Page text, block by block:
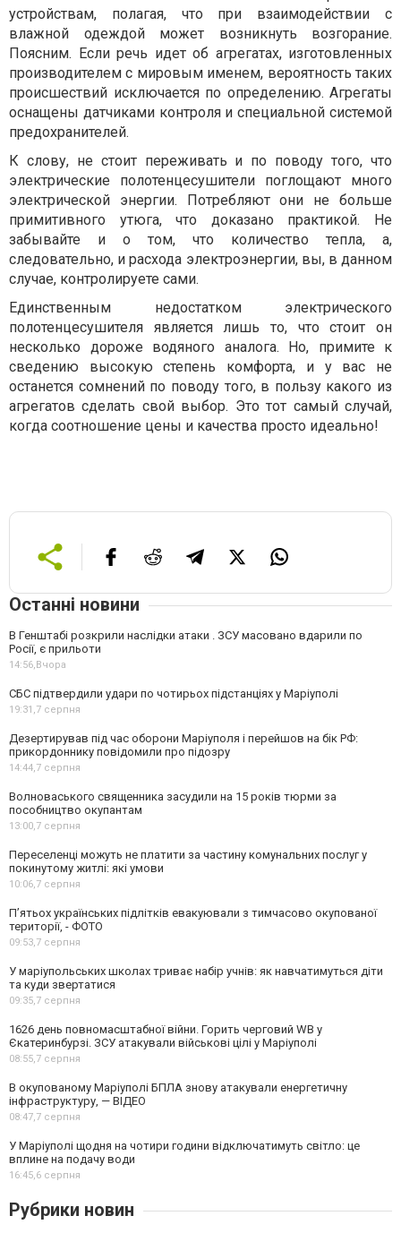
устройствам, полагая, что при взаимодействии с
влажной одеждой может возникнуть возгорание.
Поясним. Если речь идет об агрегатах, изготовленных
производителем с мировым именем, вероятность таких
происшествий исключается по определению. Агрегаты
оснащены датчиками контроля и специальной системой
предохранителей.
К слову, не стоит переживать и по поводу того, что
электрические полотенцесушители поглощают много
электрической энергии. Потребляют они не больше
примитивного утюга, что доказано практикой. Не
забывайте и о том, что количество тепла, а,
следовательно, и расхода электроэнергии, вы, в данном
случае, контролируете сами.
Единственным недостатком электрического
полотенцесушителя является лишь то, что стоит он
несколько дороже водяного аналога. Но, примите к
сведению высокую степень комфорта, и у вас не
останется сомнений по поводу того, в пользу какого из
агрегатов сделать свой выбор. Это тот самый случай,
когда соотношение цены и качества просто идеально!
Останні новини
В Генштабі розкрили наслідки атаки . ЗСУ масовано вдарили по
Росії, є прильоти
14:56,Вчора
СБС підтвердили удари по чотирьох підстанціях у Маріуполі
19:31,7 серпня
Дезертирував під час оборони Маріуполя і перейшов на бік РФ:
прикордоннику повідомили про підозру
14:44,7 серпня
Волноваського священника засудили на 15 років тюрми за
пособництво окупантам
13:00,7 серпня
Переселенці можуть не платити за частину комунальних послуг у
покинутому житлі: які умови
10:06,7 серпня
П’ятьох українських підлітків евакуювали з тимчасово окупованої
території, - ФОТО
09:53,7 серпня
У маріупольських школах триває набір учнів: як навчатимуться діти
та куди звертатися
09:35,7 серпня
1626 день повномасштабної війни. Горить черговий WB у
Єкатеринбурзі. ЗСУ атакували військові цілі у Маріуполі
08:55,7 серпня
В окупованому Маріуполі БПЛА знову атакували енергетичну
інфраструктуру, — ВІДЕО
08:47,7 серпня
У Маріуполі щодня на чотири години відключатимуть світло: це
вплине на подачу води
16:45,6 серпня
Рубрики новин